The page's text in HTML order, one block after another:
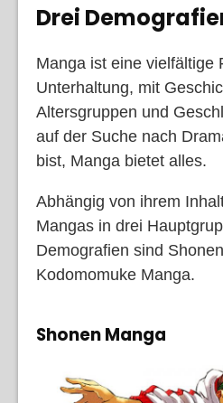
Drei
Manga ist eine vielfältige
Unterhaltung, mit
Altersgruppen und
auf der Suche nach
bist, Manga bietet alles.
Abhängig von ihrem
Mangas in drei
Demografien sind
Kodomomuke Manga.
Shonen Manga